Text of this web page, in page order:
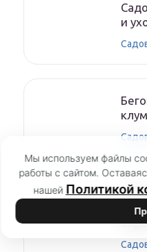
и
Мы используем файлы
работы с сайтом.
нашей Политикой